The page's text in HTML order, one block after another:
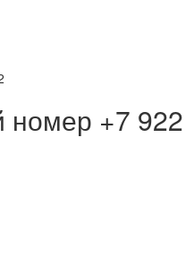
номер +7 922